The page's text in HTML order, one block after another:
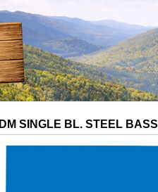
DM SINGLE BL. STEEL